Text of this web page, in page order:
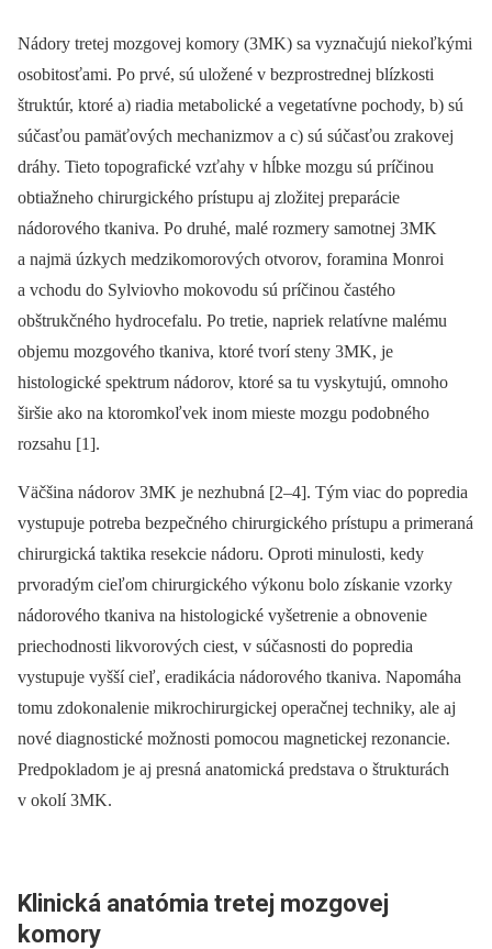
Nádory tretej mozgovej komory (3MK) sa vyznačujú niekoľkými
osobitosťami. Po prvé, sú uložené v bezprostrednej blízkosti
štruktúr, ktoré a) riadia metabolické a vegetatívne pochody, b) sú
súčasťou pamäťových mechanizmov a c) sú súčasťou zrakovej
dráhy. Tieto topografické vzťahy v hĺbke mozgu sú príčinou
obtiažneho chirurgického prístupu aj zložitej preparácie
nádorového tkaniva. Po druhé, malé rozmery samotnej 3MK
a najmä úzkych medzikomorových otvorov, foramina Monroi
a vchodu do Sylviovho mokovodu sú príčinou častého
obštrukčného hydrocefalu. Po tretie, napriek relatívne malému
objemu mozgového tkaniva, ktoré tvorí steny 3MK, je
histologické spektrum nádorov, ktoré sa tu vyskytujú, omnoho
širšie ako na ktoromkoľvek inom mieste mozgu podobného
rozsahu [1].
Väčšina nádorov 3MK je nezhubná [2–4]. Tým viac do popredia
vystupuje potreba bezpečného chirurgického prístupu a primeraná
chirurgická taktika resekcie nádoru. Oproti minulosti, kedy
prvoradým cieľom chirurgického výkonu bolo získanie vzorky
nádorového tkaniva na histologické vyšetrenie a obnovenie
priechodnosti likvorových ciest, v súčasnosti do popredia
vystupuje vyšší cieľ, eradikácia nádorového tkaniva. Napomáha
tomu zdokonalenie mikrochirurgickej operačnej techniky, ale aj
nové diagnostické možnosti pomocou magnetickej rezonancie.
Predpokladom je aj presná anatomická predstava o štrukturách
v okolí 3MK.
Klinická anatómia tretej mozgovej
komory